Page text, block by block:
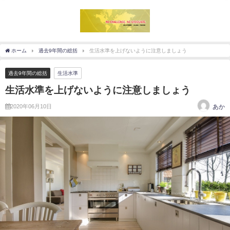
ホーム 過去9年間の総括 生活水準を上げないように注意しましょう
過去9年間の総括 生活水準
生活水準を上げないように注意しましょう
2020年06月10日 あか